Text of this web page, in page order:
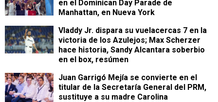
en el Dominican Day Parade de
Manhattan, en Nueva York
Vladdy Jr. dispara su vuelacercas 7 en la
victoria de los Azulejos; Max Scherzer
hace historia, Sandy Alcantara soberbio
en el box, resúmen
Juan Garrigó Mejía se convierte en el
titular de la Secretaría General del PRM,
sustituye a su madre Carolina